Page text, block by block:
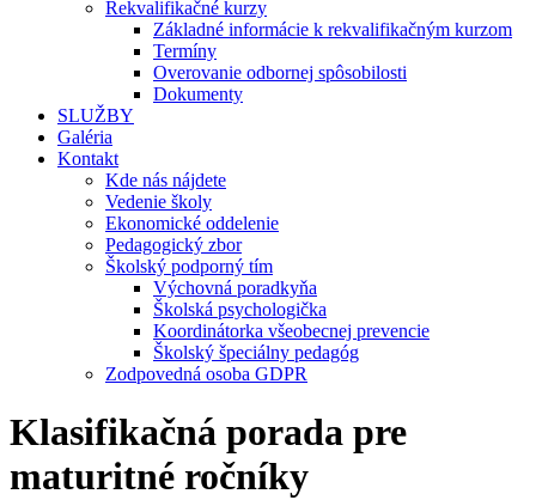
Rekvalifikačné kurzy
Základné informácie k rekvalifikačným kurzom
Termíny
Overovanie odbornej spôsobilosti
Dokumenty
SLUŽBY
Galéria
Kontakt
Kde nás nájdete
Vedenie školy
Ekonomické oddelenie
Pedagogický zbor
Školský podporný tím
Výchovná poradkyňa
Školská psychologička
Koordinátorka všeobecnej prevencie
Školský špeciálny pedagóg
Zodpovedná osoba GDPR
Klasifikačná porada pre
maturitné ročníky